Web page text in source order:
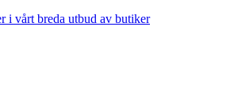
i vårt breda utbud av butiker